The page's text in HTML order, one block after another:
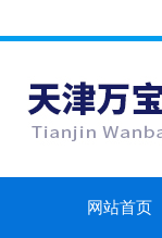
网站首页